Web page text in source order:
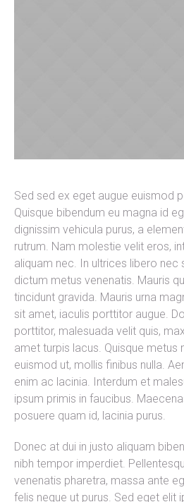
Sed sed ex eget augue euismod
Quisque bibendum eu magna id
dignissim vehicula purus, a
rutrum. Nam molestie velit eros,
aliquam nec. In ultrices libero nec
dictum metus venenatis. Mauris
tincidunt gravida. Mauris urna
sit amet, iaculis porttitor augue.
porttitor, malesuada velit quis,
amet turpis lacus. Quisque metus
euismod ut, mollis finibus nulla.
enim ac lacinia. Interdum et
ipsum primis in faucibus.
posuere quam id, lacinia purus.
Donec at dui in justo aliquam
nibh tempor imperdiet.
venenatis pharetra, massa ante
felis neque ut purus. Sed eget elit